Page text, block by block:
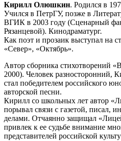
Кирилл Олюшкин. Родился в
Учился в ПетрГУ, позже в
ВГИК в 2003 году (Сценарный
Рязанцевой). Кинодраматург.
Как поэт и прозаик выступал на
«Север», «Октябрь».
Автор сборника стихотворений
2000). Человек разносторонний,
стал победителем российского
авторской песни.
Кирилл со школьных лет автор
порывал связи с газетой, писал,
делами. Отчаянно защищал
привлек к ее судьбе внимание
представителей российской